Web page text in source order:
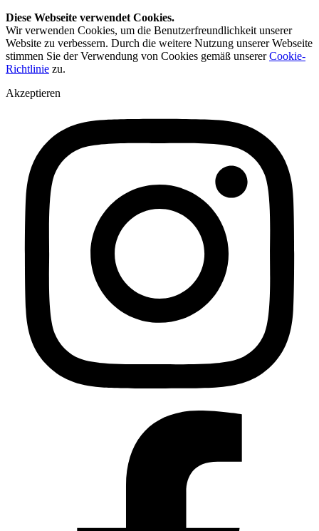
Diese Webseite verwendet Cookies.
Wir verwenden Cookies, um die Benutzerfreundlichkeit unserer
Website zu verbessern. Durch die weitere Nutzung unserer Webseite
stimmen Sie der Verwendung von Cookies gemäß unsererCookie-
Richtlinie zu.
Akzeptieren